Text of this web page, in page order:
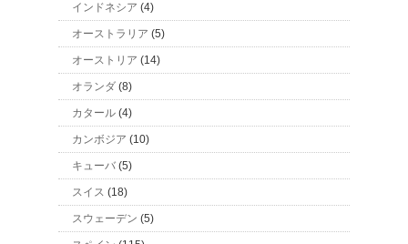
インドネシア (4)
オーストラリア (5)
オーストリア (14)
オランダ (8)
カタール (4)
カンボジア (10)
キューバ (5)
スイス (18)
スウェーデン (5)